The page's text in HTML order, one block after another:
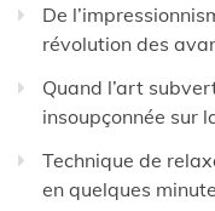
De
révolution des
Quand l’art
insoupçonnée sur
Technique de
en quelques